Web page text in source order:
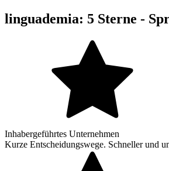
linguademia: 5 Sterne -
Inhabergeführtes Unternehmen
Kurze Entscheidungswege. Schneller und